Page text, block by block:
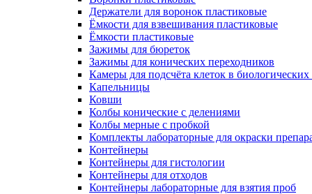
Держатели для воронок пластиковые
Ёмкости для взвешивания пластиковые
Ёмкости пластиковые
Зажимы для бюреток
Зажимы для конических переходников
Камеры для подсчёта клеток в биологических
Капельницы
Ковши
Колбы конические с делениями
Колбы мерные с пробкой
Комплекты лабораторные для окраски
Контейнеры
Контейнеры для гистологии
Контейнеры для отходов
Контейнеры лабораторные для взятия проб